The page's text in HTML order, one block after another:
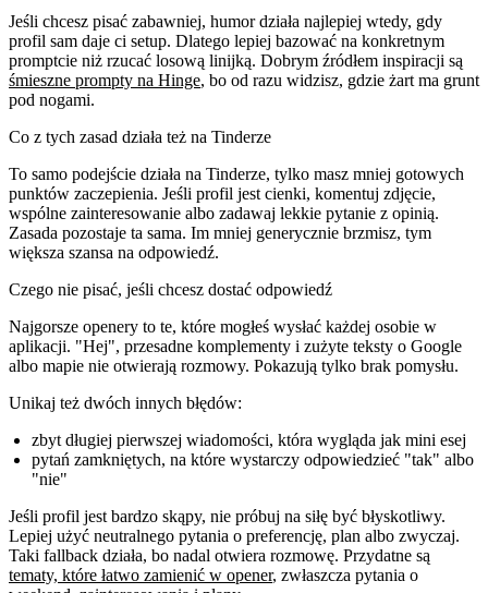
Jeśli chcesz pisać zabawniej, humor działa najlepiej wtedy, gdy
profil sam daje ci setup. Dlatego lepiej bazować na konkretnym
promptcie niż rzucać losową linijką. Dobrym źródłem inspiracji są
śmieszne prompty na Hinge, bo od razu widzisz, gdzie żart ma grunt
pod nogami.
Co z tych zasad działa też na Tinderze
To samo podejście działa na Tinderze, tylko masz mniej gotowych
punktów zaczepienia. Jeśli profil jest cienki, komentuj zdjęcie,
wspólne zainteresowanie albo zadawaj lekkie pytanie z opinią.
Zasada pozostaje ta sama. Im mniej generycznie brzmisz, tym
większa szansa na odpowiedź.
Czego nie pisać, jeśli chcesz dostać odpowiedź
Najgorsze openery to te, które mogłeś wysłać każdej osobie w
aplikacji. "Hej", przesadne komplementy i zużyte teksty o Google
albo mapie nie otwierają rozmowy. Pokazują tylko brak pomysłu.
Unikaj też dwóch innych błędów:
zbyt długiej pierwszej wiadomości, która wygląda jak mini esej
pytań zamkniętych, na które wystarczy odpowiedzieć "tak" albo
"nie"
Jeśli profil jest bardzo skąpy, nie próbuj na siłę być błyskotliwy.
Lepiej użyć neutralnego pytania o preferencję, plan albo zwyczaj.
Taki fallback działa, bo nadal otwiera rozmowę. Przydatne są
tematy, które łatwo zamienić w opener, zwłaszcza pytania o